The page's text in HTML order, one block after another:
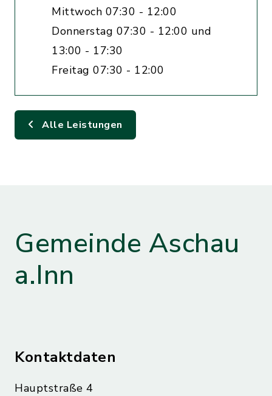
Mittwoch 07:30 - 12:00
Donnerstag 07:30 - 12:00 und
13:00 - 17:30
Freitag 07:30 - 12:00
Alle Leistungen
Gemeinde Aschau
a.Inn
Kontaktdaten
Hauptstraße 4